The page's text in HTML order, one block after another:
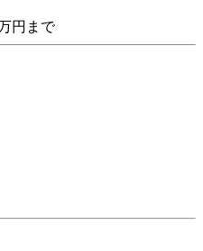
円まで